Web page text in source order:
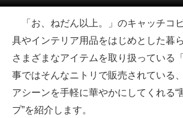
注目記事を集めた総合ページ
ITの今と未来を見通す
スマホと通信の最新トレンド
進化するPCとデバイスの未来
好きが集まる 比べて選べる
「お、ねだん以上。」のキャッチコ
具やインテリア用品をはじめとした暮
さまざまなアイテムを取り扱っている
事ではそんなニトリで販売されている
アシーンを手軽に華やかにしてくれる“
プ”を紹介します。